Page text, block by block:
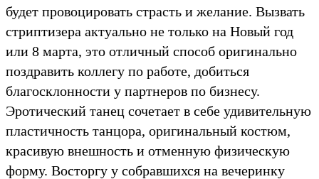
будет провоцировать страсть и желание. Вызвать
стриптизера актуально не только на Новый год
или 8 марта, это отличный способ оригинально
поздравить коллегу по работе, добиться
благосклонности у партнеров по бизнесу.
Эротический танец сочетает в себе удивительную
пластичность танцора, оригинальный костюм,
красивую внешность и отменную физическую
форму. Восторгу у собравшихся на вечеринку